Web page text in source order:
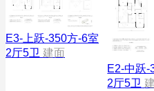
E3-上跃-350方-6室
2厅5卫 建面
E2-中跃-
2厅5卫